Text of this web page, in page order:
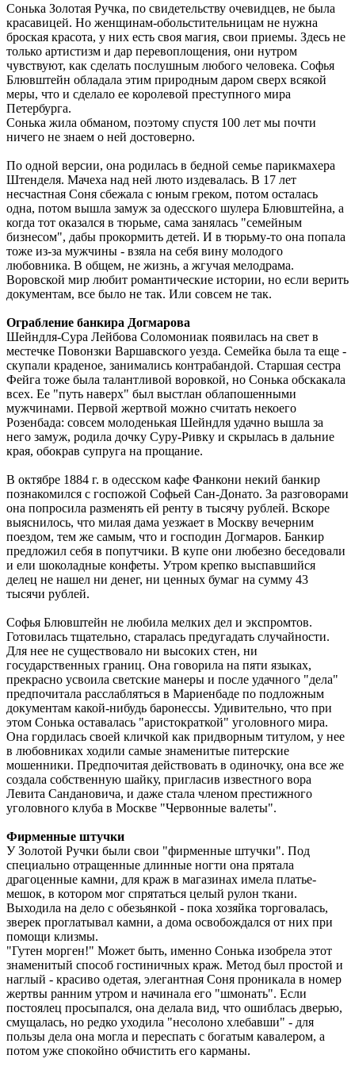
Сонька Золотая Ручка, по свидетельству очевидцев, не была
красавицей. Но женщинам-обольстительницам не нужна
броская красота, у них есть своя магия, свои приемы. Здесь не
только артистизм и дар перевоплощения, они нутром
чувствуют, как сделать послушным любого человека. Софья
Блювштейн обладала этим природным даром сверх всякой
меры, что и сделало ее королевой преступного мира
Петербурга.
Сонька жила обманом, поэтому спустя 100 лет мы почти
ничего не знаем о ней достоверно.
По одной версии, она родилась в бедной семье парикмахера
Штенделя. Мачеха над ней люто издевалась. В 17 лет
несчастная Соня сбежала с юным греком, потом осталась
одна, потом вышла замуж за одесского шулера Блювштейна, а
когда тот оказался в тюрьме, сама занялась "семейным
бизнесом", дабы прокормить детей. И в тюрьму-то она попала
тоже из-за мужчины - взяла на себя вину молодого
любовника. В общем, не жизнь, а жгучая мелодрама.
Воровской мир любит романтические истории, но если верить
документам, все было не так. Или совсем не так.
Ограбление банкира Догмарова
Шейндля-Сура Лейбова Соломониак появилась на свет в
местечке Повонзки Варшавского уезда. Семейка была та еще -
скупали краденое, занимались контрабандой. Старшая сестра
Фейга тоже была талантливой воровкой, но Сонька обскакала
всех. Ее "путь наверх" был выстлан облапошенными
мужчинами. Первой жертвой можно считать некоего
Розенбада: совсем молоденькая Шейндля удачно вышла за
него замуж, родила дочку Суру-Ривку и скрылась в дальние
края, обокрав супруга на прощание.
В октябре 1884 г. в одесском кафе Фанкони некий банкир
познакомился с госпожой Софьей Сан-Донато. За разговорами
она попросила разменять ей ренту в тысячу рублей. Вскоре
выяснилось, что милая дама уезжает в Москву вечерним
поездом, тем же самым, что и господин Догмаров. Банкир
предложил себя в попутчики. В купе они любезно беседовали
и ели шоколадные конфеты. Утром крепко выспавшийся
делец не нашел ни денег, ни ценных бумаг на сумму 43
тысячи рублей.
Софья Блювштейн не любила мелких дел и экспромтов.
Готовилась тщательно, старалась предугадать случайности.
Для нее не существовало ни высоких стен, ни
государственных границ. Она говорила на пяти языках,
прекрасно усвоила светские манеры и после удачного "дела"
предпочитала расслабляться в Мариенбаде по подложным
документам какой-нибудь баронессы. Удивительно, что при
этом Сонька оставалась "аристократкой" уголовного мира.
Она гордилась своей кличкой как придворным титулом, у нее
в любовниках ходили самые знаменитые питерские
мошенники. Предпочитая действовать в одиночку, она все же
создала собственную шайку, пригласив известного вора
Левита Сандановича, и даже стала членом престижного
уголовного клуба в Москве "Червонные валеты".
Фирменные штучки
У Золотой Ручки были свои "фирменные штучки". Под
специально отращенные длинные ногти она прятала
драгоценные камни, для краж в магазинах имела платье-
мешок, в котором мог спрятаться целый рулон ткани.
Выходила на дело с обезьянкой - пока хозяйка торговалась,
зверек проглатывал камни, а дома освобождался от них при
помощи клизмы.
"Гутен морген!" Может быть, именно Сонька изобрела этот
знаменитый способ гостиничных краж. Метод был простой и
наглый - красиво одетая, элегантная Соня проникала в номер
жертвы ранним утром и начинала его "шмонать". Если
постоялец просыпался, она делала вид, что ошиблась дверью,
смущалась, но редко уходила "несолоно хлебавши" - для
пользы дела она могла и переспать с богатым кавалером, а
потом уже спокойно обчистить его карманы.